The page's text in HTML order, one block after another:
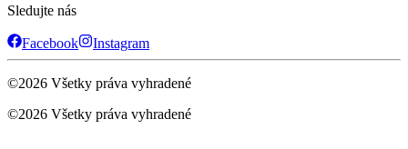
Sledujte nás
Facebook Instagram
©2026 Všetky práva vyhradené
©2026 Všetky práva vyhradené